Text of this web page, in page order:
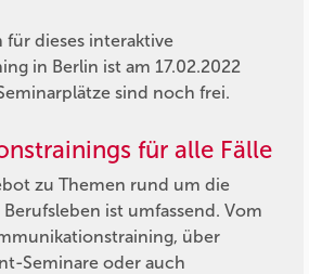
für dieses interaktive
in Berlin ist am 17.02.2022
sind noch frei.
für alle Fälle
zu Themen rund um die
ist umfassend. Vom
über
Seminare oder auch